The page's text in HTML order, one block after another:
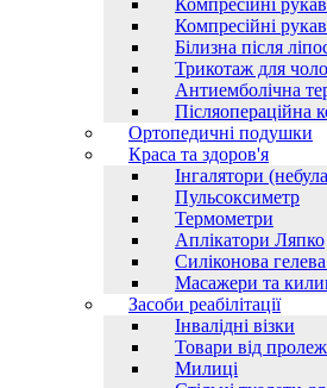
Компресійні
Компресійні
Білизна після
Трикотаж для
Антиемболічна
Післяопераційна
Ортопедичні подушки
Краса та здоров'я
Інгалятори
Пульсоксиметр
Термометри
Аплікатори Ляпко
Силіконова
Масажери та
Засоби реабілітації
Інвалідні візки
Товари від
Милиці